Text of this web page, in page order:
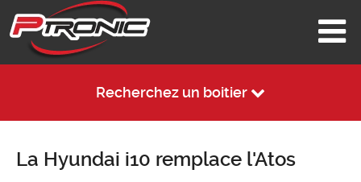
Recherchez un boitier
La Hyundai i10 remplace l'Atos